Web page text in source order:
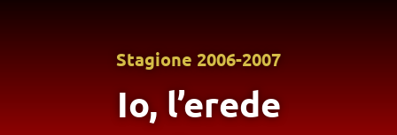
Stagione 2006-2007
Io, l’erede